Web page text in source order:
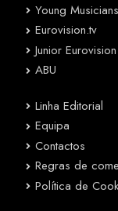
Young Musicians
Eurovision.tv
Junior Eurovision
ABU
Linha Editorial
Equipa
Contactos
Regras de
Política de